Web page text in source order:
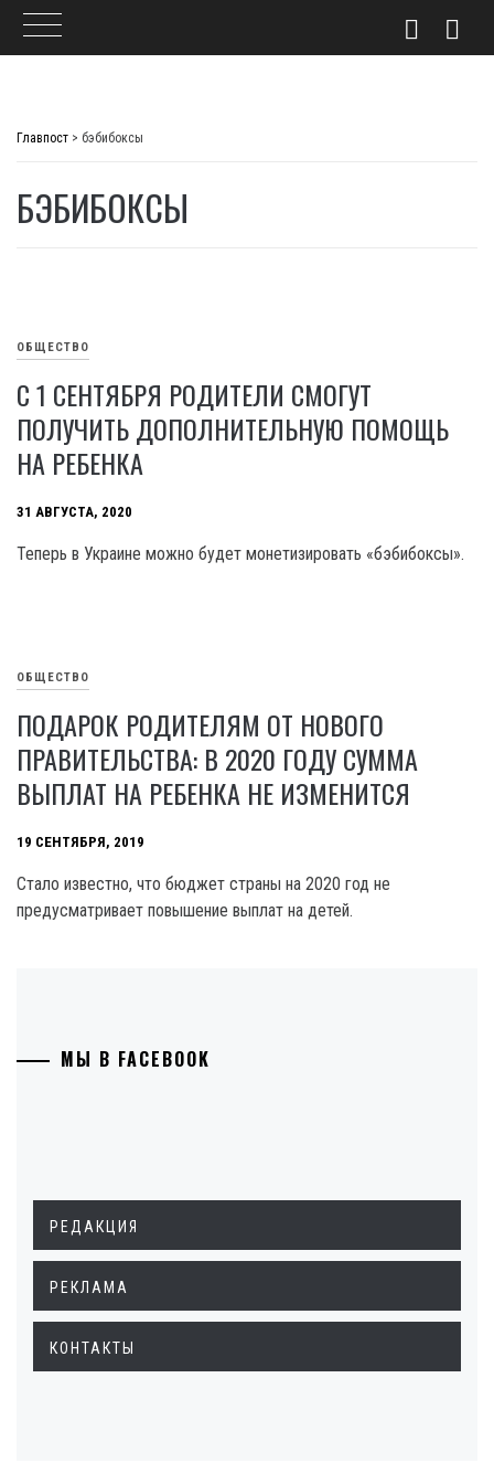
Главпост > бэбибоксы
БЭБИБОКСЫ
ОБЩЕСТВО
С 1 СЕНТЯБРЯ РОДИТЕЛИ СМОГУТ
ПОЛУЧИТЬ ДОПОЛНИТЕЛЬНУЮ ПОМОЩЬ
НА РЕБЕНКА
31 АВГУСТА, 2020
Теперь в Украине можно будет монетизировать «бэбибоксы».
ОБЩЕСТВО
ПОДАРОК РОДИТЕЛЯМ ОТ НОВОГО
ПРАВИТЕЛЬСТВА: В 2020 ГОДУ СУММА
ВЫПЛАТ НА РЕБЕНКА НЕ ИЗМЕНИТСЯ
19 СЕНТЯБРЯ, 2019
Стало известно, что бюджет страны на 2020 год не
предусматривает повышение выплат на детей.
МЫ В FACEBOOK
РЕДАКЦИЯ
РЕКЛАМА
КОНТАКТЫ